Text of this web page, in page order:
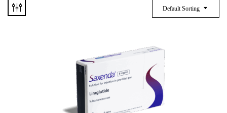
Default Sorting